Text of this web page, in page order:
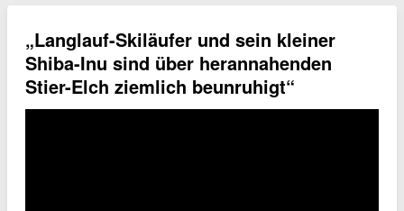
„Langlauf-Skiläufer und sein kleiner
Shiba-Inu sind über herannahenden
Stier-Elch ziemlich beunruhigt“